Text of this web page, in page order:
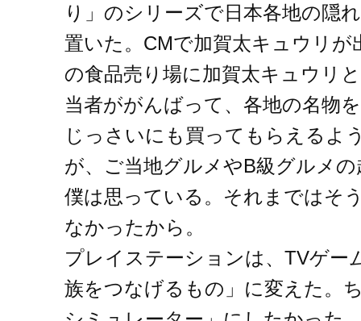
り」のシリーズで日本各地の隠
置いた。CMで加賀太キュウリ
の食品売り場に加賀太キュウリ
当者ががんばって、各地の名物
じっさいにも買ってもらえるよ
が、ご当地グルメやB級グルメ
僕は思っている。それまではそ
なかったから。
プレイステーションは、TVゲー
族をつなげるもの」に変えた。